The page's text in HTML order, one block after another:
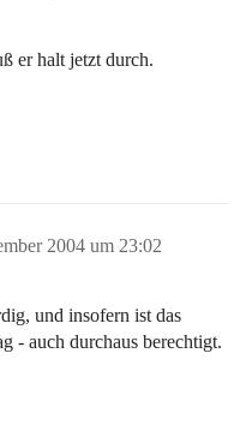
er halt jetzt durch.
2004 um 23:02
und insofern ist das
- auch durchaus berechtigt.